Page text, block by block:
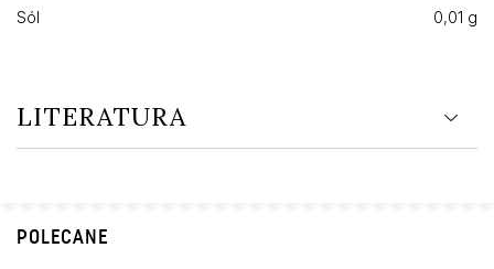
Sól 0,01 g
LITERATURA
POLECANE